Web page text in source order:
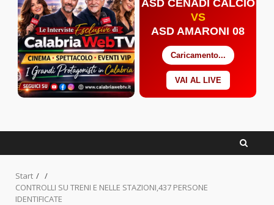
ASD CENADI CALCIO
VS
ASD AMARONI 08
Caricamento...
VAI AL LIVE
Start
CONTROLLI SU TRENI E NELLE STAZIONI,437 PERSONE
IDENTIFICATE